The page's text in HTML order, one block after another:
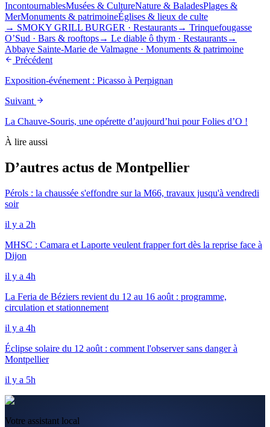
IncontournablesMusées & CultureNature & BaladesPlages &
MerMonuments & patrimoineÉglises & lieux de culte
→ SMOKY GRILL BURGER · Restaurants→ Trinquefougasse
O’Sud · Bars & rooftops→ Le diable ô thym · Restaurants→
Abbaye Sainte-Marie de Valmagne · Monuments & patrimoine
Précédent
Exposition-événement : Picasso à Perpignan
Suivant
La Chauve-Souris, une opérette d’aujourd’hui pour Folies d’O !
À lire aussi
D’autres actus de Montpellier
Pérols : la chaussée s'effondre sur la M66, travaux jusqu'à vendredi
soir
il y a 2h
MHSC : Camara et Laporte veulent frapper fort dès la reprise face à
Dijon
il y a 4h
La Feria de Béziers revient du 12 au 16 août : programme,
circulation et stationnement
il y a 4h
Éclipse solaire du 12 août : comment l'observer sans danger à
Montpellier
il y a 5h
Votre assistant local